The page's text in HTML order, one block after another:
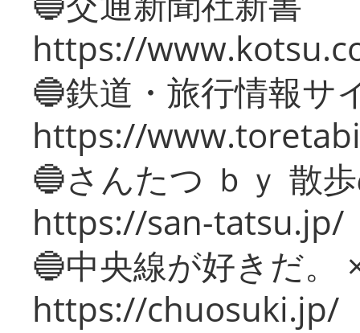
https://
🔵鉄道・旅行情報サ
https://
🔵さんたつ ｂｙ 散
https://san-tatsu.jp/
🔵中央線が好きだ。
https://chuosuki.jp/